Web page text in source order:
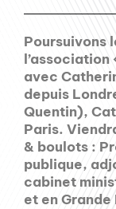
Poursuivons
l’association
avec
depuis
Quentin),
Paris.
& boulots :
publique,
cabinet
et en